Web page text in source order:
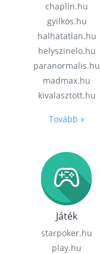
chaplin.hu
gyilkos.hu
halhatatlan.hu
helyszinelo.hu
paranormalis.hu
madmax.hu
kivalasztott.hu
Tovább »
Játék
starpoker.hu
play.hu